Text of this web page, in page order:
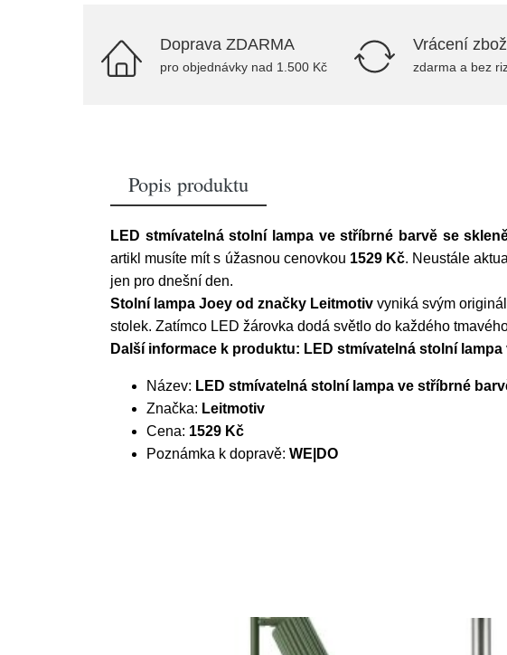
Doprava ZDARMA
pro objednávky nad 1.500 Kč
Vrácení
zdarma a bez
Popis produktu
LED stmívatelná stolní lampa ve stříbrné barvě se
artikl musíte mít s úžasnou cenovkou 1529 Kč. Neustále
jen pro dnešní den.
Stolní lampa Joey od značky Leitmotiv vyniká svým
stolek. Zatímco LED žárovka dodá světlo do každého
Další informace k produktu: LED stmívatelná stolní
Název: LED stmívatelná stolní lampa ve stříbrné
Značka: Leitmotiv
Cena: 1529 Kč
Poznámka k dopravě: WE|DO